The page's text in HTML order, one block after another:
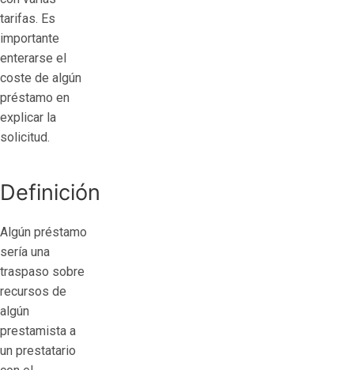
tarifas. Es
importante
enterarse el
coste de algún
préstamo en
explicar la
solicitud.
Definición
Algún préstamo
serí­a una
traspaso sobre
recursos de
algún
prestamista a
un prestatario